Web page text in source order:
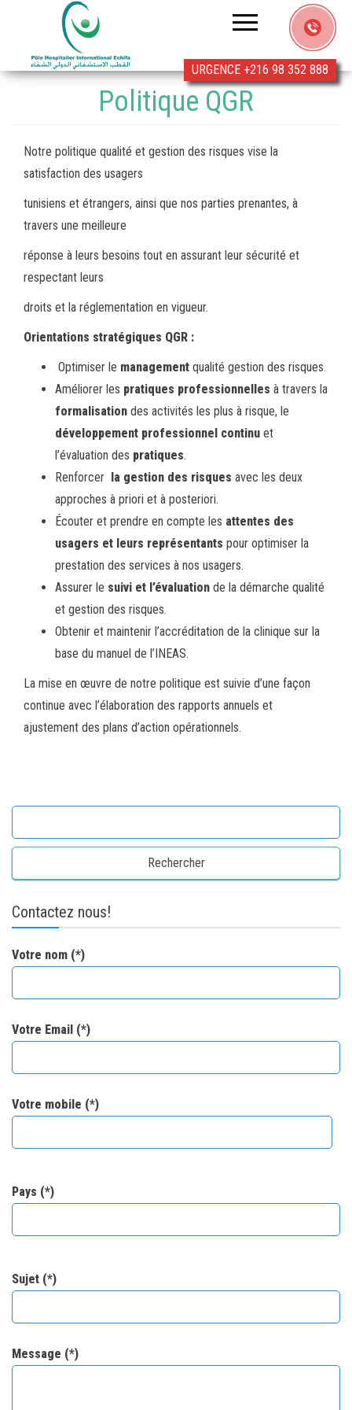
Clinique
Politique QGR
Notre politique qualité et gestion des risques vise la
satisfaction des usagers
tunisiens et étrangers, ainsi que nos parties prenantes, à
travers une meilleure
réponse à leurs besoins tout en assurant leur sécurité et
respectant leurs
droits et la réglementation en vigueur.
Orientations stratégiques QGR :
Optimiser le management qualité gestion des risques.
Améliorer les pratiques professionnelles à travers la
formalisation des activités les plus à risque, le
développement professionnel continu et
l’évaluation des pratiques.
Renforcer la gestion des risques avec les deux
approches à priori et à posteriori.
Écouter et prendre en compte les attentes des
usagers et leurs représentants pour optimiser la
prestation des services à nos usagers.
Assurer le suivi et l’évaluation de la démarche qualité
et gestion des risques.
Obtenir et maintenir l’accréditation de la clinique sur la
base du manuel de l’INEAS.
La mise en œuvre de notre politique est suivie d’une façon
continue avec l’élaboration des rapports annuels et
ajustement des plans d’action opérationnels.
Contactez nous!
Votre nom (*)
Votre Email (*)
Votre mobile (*)
Pays (*)
Sujet (*)
Message (*)
URGENCE +216 98 352 888